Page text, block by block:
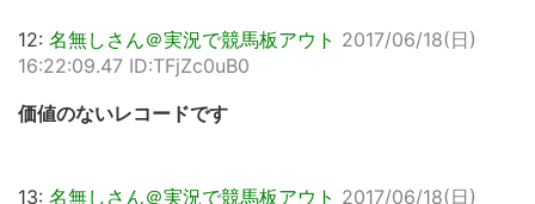
12: 名無しさん＠実況で競馬板アウト 2017/06/18(日)
16:22:09.47 ID:TFjZc0uB0
価値のないレコードです
13: 名無しさん＠実況で競馬板アウト 2017/06/18(日)